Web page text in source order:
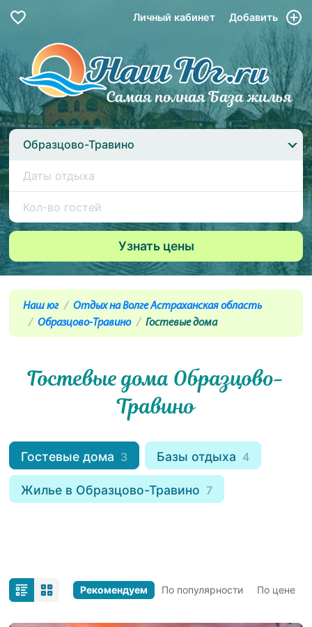
Личный кабинет Добавить
Образцово-Травино
Наш юг
Отдых на Волге Астраханская область
Образцово-Травино
Гостевые дома
Гостевые дома Образцово-
Травино
Гостевые дома 3 Базы отдыха 4
Жилье в Образцово-Травино 7
Рекомендуем По популярности По цене